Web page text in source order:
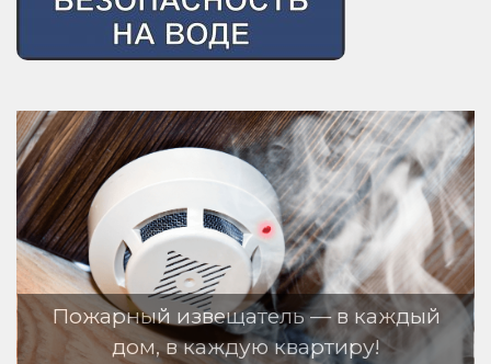
Пожарный извещатель — в каждый
дом, в каждую квартиру!